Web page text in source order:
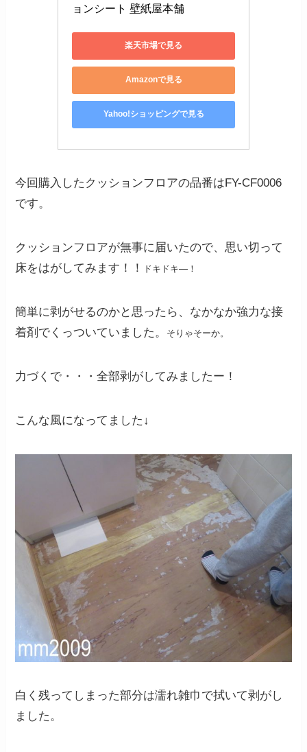
ョンシート 壁紙屋本舗
楽天市場で見る
Amazonで見る
Yahoo!ショッピングで見る
今回購入したクッションフロアの品番はFY-CF0006
です。
クッションフロアが無事に届いたので、思い切って
床をはがしてみます！！
ドキドキ―！
簡単に剥がせるのかと思ったら、なかなか強力な接
着剤でくっついていました。
そりゃそーか。
力づくで・・・全部剥がしてみましたー！
こんな風になってました↓
白く残ってしまった部分は濡れ雑巾で拭いて剥がし
ました。